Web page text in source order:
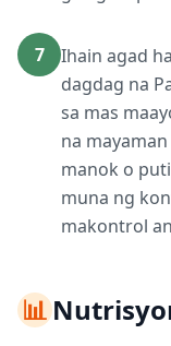
7
Ihain agad
dagdag na
sa mas
na
manok o
muna ng
makontrol
📊